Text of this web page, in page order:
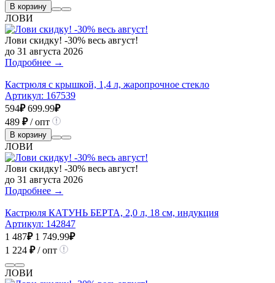
В корзину
ЛОВИ
Лови скидку! -30% весь август!
до 31 августа 2026
Подробнее →
Кастрюля с крышкой, 1,4 л, жаропрочное стекло
Артикул: 167539
594₽ 699.99₽
489 ₽/ опт
В корзину
ЛОВИ
Лови скидку! -30% весь август!
до 31 августа 2026
Подробнее →
Кастрюля КАТУНЬ БЕРТА, 2,0 л, 18 см, индукция
Артикул: 142847
1 487₽ 1 749.99₽
1 224 ₽/ опт
ЛОВИ